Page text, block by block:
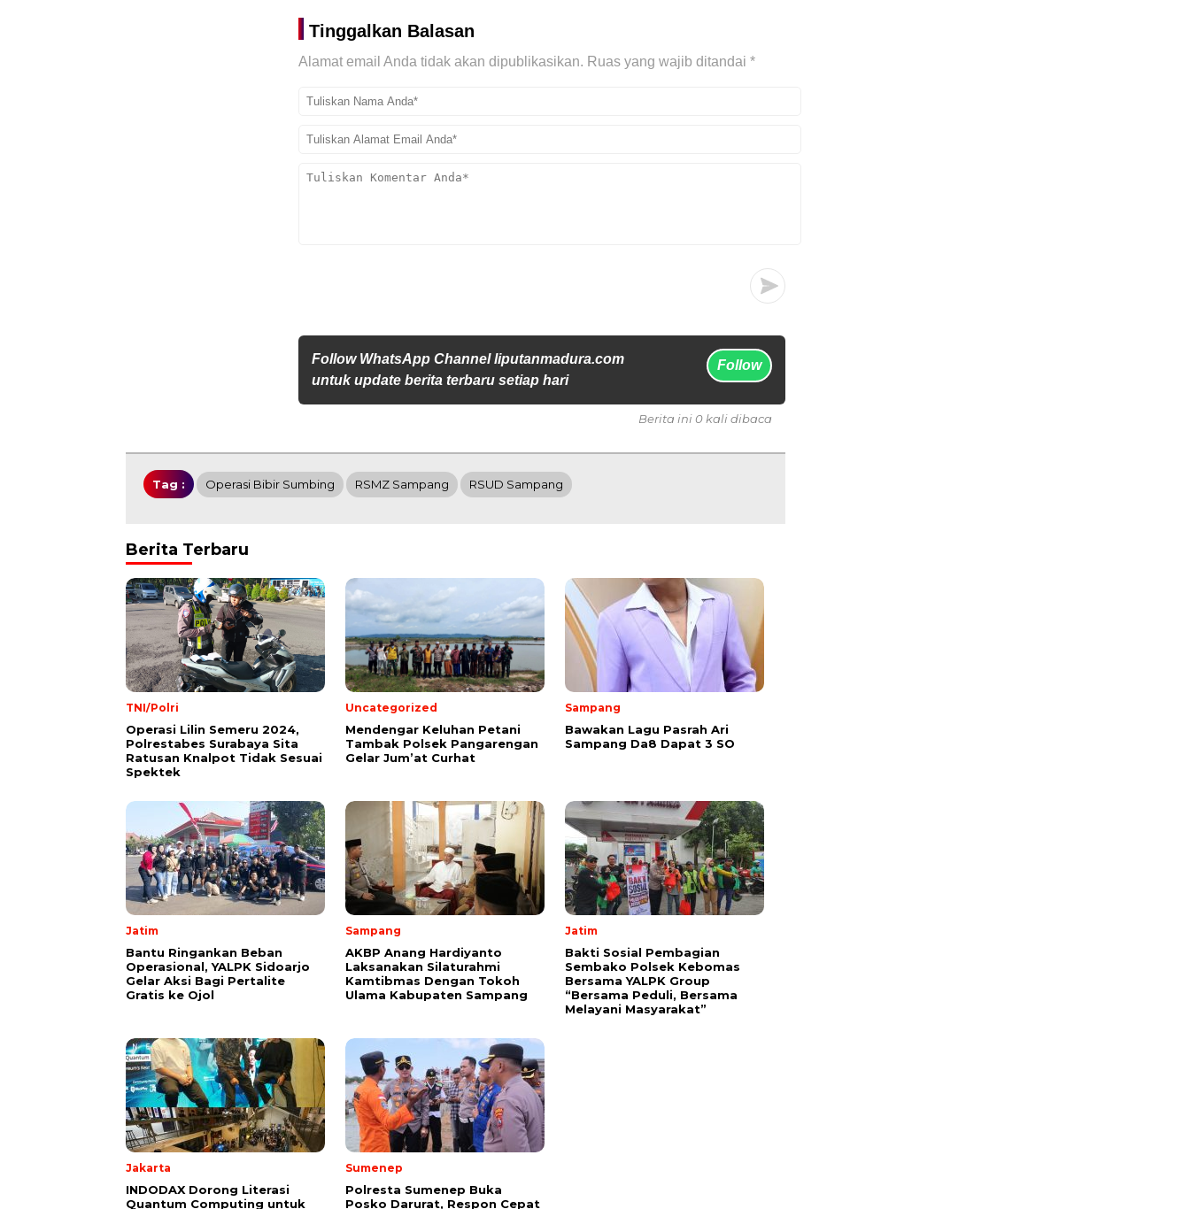
Tinggalkan Balasan
Alamat email Anda tidak akan dipublikasikan. Ruas yang wajib ditandai *
Follow WhatsApp Channel liputanmadura.com
untuk update berita terbaru setiap hari
Follow
Berita ini 0 kali dibaca
Tag : Operasi Bibir Sumbing RSMZ Sampang RSUD Sampang
Berita Terbaru
TNI/Polri
Operasi Lilin Semeru 2024,
Polrestabes Surabaya Sita
Ratusan Knalpot Tidak Sesuai
Spektek
Uncategorized
Mendengar Keluhan Petani
Tambak Polsek Pangarengan
Gelar Jum’at Curhat
Sampang
Bawakan Lagu Pasrah Ari
Sampang Da8 Dapat 3 SO
Jatim
Bantu Ringankan Beban
Operasional, YALPK Sidoarjo
Gelar Aksi Bagi Pertalite
Gratis ke Ojol
Sampang
AKBP Anang Hardiyanto
Laksanakan Silaturahmi
Kamtibmas Dengan Tokoh
Ulama Kabupaten Sampang
Jatim
Bakti Sosial Pembagian
Sembako Polsek Kebomas
Bersama YALPK Group
“Bersama Peduli, Bersama
Melayani Masyarakat”
Jakarta
INDODAX Dorong Literasi
Quantum Computing untuk
Sumenep
Polresta Sumenep Buka
Posko Darurat, Respon Cepat